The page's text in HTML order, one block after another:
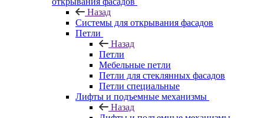
Назад
Системы для открывания фасадов
Петли
Назад
Петли
Мебельные петли
Петли для стеклянных фасадов
Петли специальные
Лифты и подъемные механизмы
Назад